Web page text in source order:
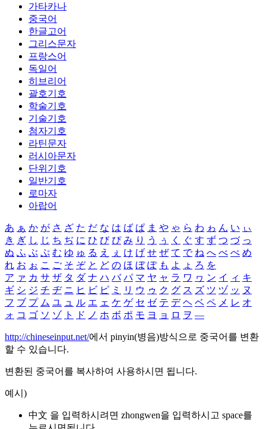
가타카나
중국어
한글고어
그리스문자
프랑스어
독일어
히브리어
괄호기호
학술기호
기술기호
첨자기호
라틴문자
러시아문자
단위기호
일반기호
로마자
아랍어
あ ぁ か が さ ざ た だ な は ば ぱ ま や ゃ ら わ ゎ ん い ぃ
き ぎ し じ ち ぢ に ひ び ぴ み り う ぅ く ぐ す ず つ づ っ
ぬ ふ ぶ ぷ む ゆ ゅ る え ぇ け げ せ ぜ て で ね へ べ ぺ め
れ お ぉ こ ご そ ぞ と ど の ほ ぼ ぽ も よ ょ ろ を
ア ァ カ サ ザ タ ダ ナ ハ バ パ マ ヤ ャ ラ ワ ヮ ン イ ィ キ
ギ シ ジ チ ヂ ニ ヒ ビ ピ ミ リ ウ ゥ ク グ ス ズ ツ ヅ ッ ヌ
フ ブ プ ム ユ ュ ル エ ェ ケ ゲ セ ゼ テ デ ヘ ベ ペ メ レ オ
ォ コ ゴ ソ ゾ ト ド ノ ホ ボ ポ モ ヨ ョ ロ ヲ ―
http://chineseinput.net/에서 pinyin(병음)방식으로 중국어를 변환
할 수 있습니다.
변환된 중국어를 복사하여 사용하시면 됩니다.
예시)
中文 을 입력하시려면 zhongwen을 입력하시고 space를